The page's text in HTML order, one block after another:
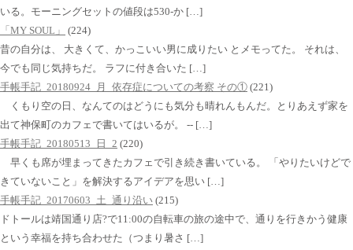
いる。モーニングセットの値段は530-か […]
「MY SOUL」
(224)
昔の自分は、 大きくて、かっこいい男に成りたい とメモってた。 それは、
今でも同じ気持ちだ。 ラフに付き合いた […]
手帳手記_20180924_月_依存症についての考察 その① (221)
くもり空の日、なんてのはどうにも気分も晴れんもんだ。とりあえず家を
出て神保町のカフェで書いてはいるが。 -- […]
手帳手記_20180513_日_2 (220)
早くも席が埋まってきたカフェで引き続き書いている。 「やりたいけどで
きていないこと」を解決するアイデアを思い […]
手帳手記_20170603_土_通り沿い (215)
ドトールは靖国通り店?で11:00の自転車の旅の途中で、通りを行きかう健康
という幸福を持ち合わせた（つまり暑さ […]